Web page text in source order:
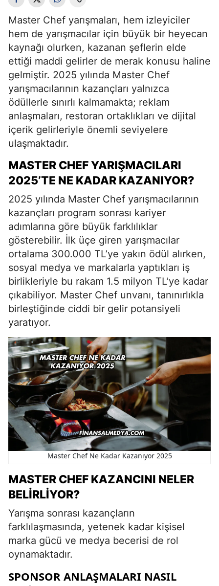
Master Chef yarışmaları, hem izleyiciler
hem de yarışmacılar için büyük bir heyecan
kaynağı olurken, kazanan şeflerin elde
ettiği maddi gelirler de merak konusu haline
gelmiştir. 2025 yılında Master Chef
yarışmacılarının kazançları yalnızca
ödüllerle sınırlı kalmamakta; reklam
anlaşmaları, restoran ortaklıkları ve dijital
içerik gelirleriyle önemli seviyelere
ulaşmaktadır.
MASTER CHEF YARIŞMACILARI
2025’TE NE KADAR KAZANIYOR?
2025 yılında Master Chef yarışmacılarının
kazançları program sonrası kariyer
adımlarına göre büyük farklılıklar
gösterebilir. İlk üçe giren yarışmacılar
ortalama 300.000 TL’ye yakın ödül alırken,
sosyal medya ve markalarla yaptıkları iş
birlikleriyle bu rakam 1.5 milyon TL’ye kadar
çıkabiliyor. Master Chef unvanı, tanınırlıkla
birleştiğinde ciddi bir gelir potansiyeli
yaratıyor.
Master Chef Ne Kadar Kazanıyor 2025
MASTER CHEF KAZANCINI NELER
BELIRLIYOR?
Yarışma sonrası kazançların
farklılaşmasında, yetenek kadar kişisel
marka gücü ve medya becerisi de rol
oynamaktadır.
SPONSOR ANLAŞMALARI NASIL